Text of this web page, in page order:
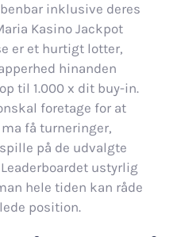
inklusive deres
Kasino Jackpot
er et hurtigt lotter,
hinanden
til 1.000 x dit buy-in.
foretage for at
få turneringer,
på de udvalgte
ustyrlig
hele tiden kan råde
position.